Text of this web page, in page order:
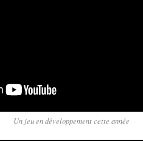
Un jeu en développement cette année